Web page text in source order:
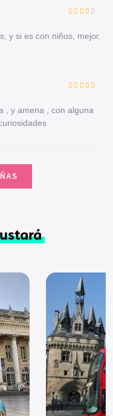
y si es con niños, mejor.
, y amena , con alguna